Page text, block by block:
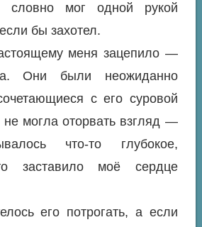
словно мог одной рукой
бы захотел.
меня зацепило —
Они были неожиданно
с его суровой
могла оторвать взгляд —
что-то глубокое,
заставило моё сердце
его потрогать, а если